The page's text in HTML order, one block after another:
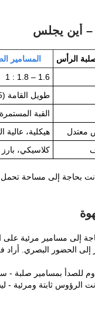
أين يجلس
الرأس المسامير
1.6 – 1.8 : 1
طويل القامة (45-50%)
القبة المستمرة
معتدل هيكلية، عالية
كلاسيكي، بارز
بحاجة إلى مساحة
إلى مسامير مرئية
الحضور البصري. أراد
الرؤوس ثابتة ومرئية